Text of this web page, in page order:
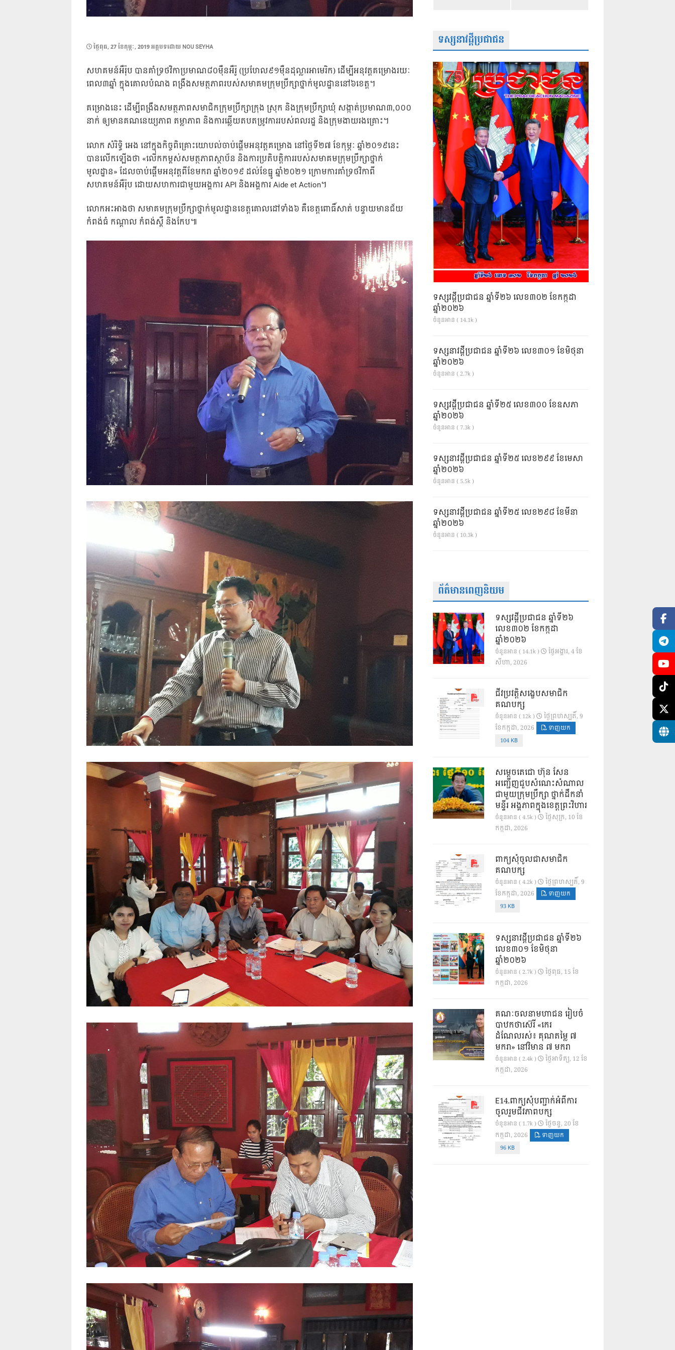
POSTED
ថ្ងៃ​ពុធ, 27 ខែ​កុម្ភៈ, 2019អត្ថបទដោយ NOU SEYHA
សហគមន៍អឺរ៉ុប បានគាំទ្រថវិកាប្រមាណ​៨០​ម៉ឺន​អឺរ៉ូ (ប្រហែល៩១ម៉ឺនដុល្លារអាមេរិក) ដើម្បីអនុវត្តគម្រោងរយៈ
ពេល​៣​ឆ្នាំ ក្នុងគោលបំណង ពង្រឹងសមត្ថភាពរបស់សមាគមក្រុមប្រឹក្សាថ្នាក់មូលដ្ឋាននៅ​៦​ខេត្ត។
គម្រោងនេះ ដើម្បីពង្រឹងសមត្ថភាពសមាជិកក្រុមប្រឹក្សាក្រុង ស្រុក និងក្រុមប្រឹក្សាឃុំ ​សង្កាត់ប្រមាណ​៣,០០០​
នាក់ ឲ្យមានគណនេយ្យភាព តម្លាភាព និងការឆ្លើយតបតម្រូវការរបស់ពលរដ្ឋ និងក្រុមងាយរងគ្រោះ។
លោក សំរិទ្ធិ អេង នៅក្នុងកិច្ចពិគ្រោះយោបល់ចាប់ផ្តើមអនុវត្តគម្រោង នៅថ្ងៃទី២៧ ខែកុម្ភៈ ឆ្នាំ២០១៩នេះ
បានលើកឡើងថា​ «លើកកម្ពស់សមត្ថភាពស្ថាប័ន និងការប្រតិបត្តិការរបស់សមាគមក្រុមប្រឹក្សាថ្នាក់
មូលដ្ឋាន» ដែលចាប់ផ្តើមអនុវត្តពីខែមករា ឆ្នាំ២០១៩ ដល់ខែធ្នូ ឆ្នាំ២០២១ ក្រោមការគាំទ្រថវិកាពី
សហគមន៍អឺរ៉ុប ដោយសហការជាមួយអង្គការ API និងអង្គការ Aide​ et Action។
លោកអះអាងថា សមាគមក្រុមប្រឹក្សាថ្នាក់មូលដ្ឋានខេត្តគោលដៅទាំង​៦ គឺខេត្តពោធិ៍សាត់ បន្ទាយមានជ័យ
កំពង់ធំ កណ្តាល កំពង់ស្ពឺ និងកែប៕
ទស្សនាវដ្តីប្រជាជន
ទស្សវដ្តីប្រជាជន ឆ្នាំទី២៦ លេខ៣០២ ខែកក្កដា
ឆ្នាំ២០២៦
ចំនួនអាន ( 14.1k )
ទស្សនាវដ្ដីប្រជាជន ឆ្នាំទី២៦ លេខ៣០១ ខែមិថុនា
ឆ្នាំ២០២៦
ចំនួនអាន ( 2.7k )
ទស្សវដ្តីប្រជាជន ឆ្នាំទី២៥ លេខ៣០០ ខែឧសភា
ឆ្នាំ២០២៦
ចំនួនអាន ( 7.3k )
ទស្សនាវដ្ដីប្រជាជន ឆ្នាំទី២៥ លេខ២៩៩ ខែមេសា
ឆ្នាំ២០២៦
ចំនួនអាន ( 5.5k )
ទស្សនាវដ្ដីប្រជាជន ឆ្នាំទី២៥ លេខ២៩៨ ខែមីនា
ឆ្នាំ២០២៦
ចំនួនអាន ( 10.3k )
ព័ត៌មានពេញនិយម
ទស្សវដ្តីប្រជាជន ឆ្នាំទី២៦
លេខ៣០២ ខែកក្កដា
ឆ្នាំ២០២៦
ចំនួនអាន ( 14.1k )
ថ្ងៃ​អង្គារ, 4 ខែ​
សីហា, 2026
ជីវប្រវត្តិសង្ខេបសមាជិក
គណបក្ស
ចំនួនអាន ( 12k )
ថ្ងៃ​ព្រហស្បតិ៍, 9
ខែ​កក្កដា, 2026
ទាញយក
104 KB
សម្តេចតេជោ ហ៊ុន សែន
អញ្ជើញជួបសំណេះសំណាល
ជាមួយក្រុមប្រឹក្សា ថ្នាក់ដឹកនាំ
មន្ទីរ អង្គភាពក្នុងខេត្តព្រះវិហារ
ចំនួនអាន ( 4.5k )
ថ្ងៃ​សុក្រ, 10 ខែ​
កក្កដា, 2026
ពាក្យសុំចូលជាសមាជិក
គណបក្ស
ចំនួនអាន ( 4.2k )
ថ្ងៃ​ព្រហស្បតិ៍, 9
ខែ​កក្កដា, 2026
ទាញយក
93 KB
ទស្សនាវដ្ដីប្រជាជន ឆ្នាំទី២៦
លេខ៣០១ ខែមិថុនា
ឆ្នាំ២០២៦
ចំនួនអាន ( 2.7k )
ថ្ងៃ​ពុធ, 15 ខែ​
កក្កដា, 2026
គណៈចលនាមហាជន រៀបចំ
បាឋកថាស៊េរី «កេរ
ដំណែលរស់៖ គុណតម្លៃ ៧
មករា» នៅវិមាន ៧ មករា
ចំនួនអាន ( 2.4k )
ថ្ងៃ​អាទិត្យ, 12 ខែ​
កក្កដា, 2026
E14.ពាក្យសុំបញ្ជាក់អំពីការ
ចូលរួមជីវភាពបក្ស
ចំនួនអាន ( 1.7k )
ថ្ងៃ​ចន្ទ, 20 ខែ​
កក្កដា, 2026
ទាញយក
96 KB